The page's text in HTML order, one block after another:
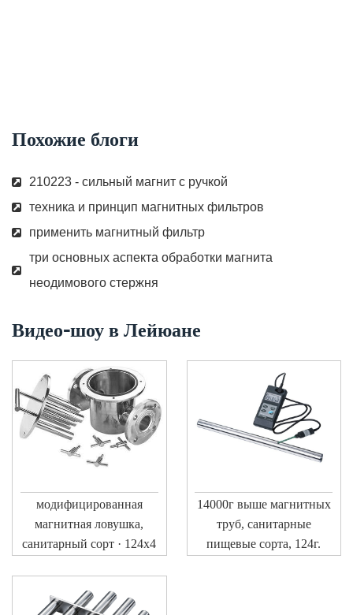
Похожие блоги
210223 - сильный магнит с ручкой
техника и принцип магнитных фильтров
применить магнитный фильтр
три основных аспекта обработки магнита
неодимового стержня
Видео-шоу в Лейюане
модифицированная
магнитная ловушка,
санитарный сорт · 124х4
14000г выше магнитных
труб, санитарные
пищевые сорта, 124г.